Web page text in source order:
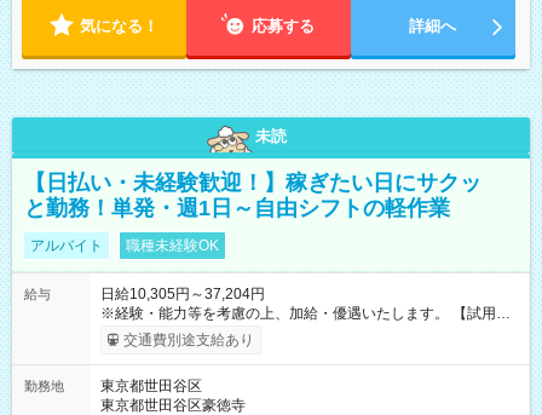
気になる！ 応募する 詳細へ
未読
【日払い・未経験歓迎！】稼ぎたい日にサクッ
と勤務！単発・週1日～自由シフトの軽作業
アルバイト 職種未経験OK
給与
日給10,305円～37,204円
※経験・能力等を考慮の上、加給・優遇いたします。 【試用期
間】試用期間なし
交通費別途支給あり
勤務地
東京都世田谷区
東京都世田谷区豪徳寺